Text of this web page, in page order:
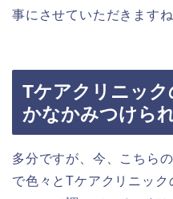
事にさせていただきます
Tケアクリニッ
かなかみつけら
多分ですが、今、こちら
で色々とTケアクリニッ